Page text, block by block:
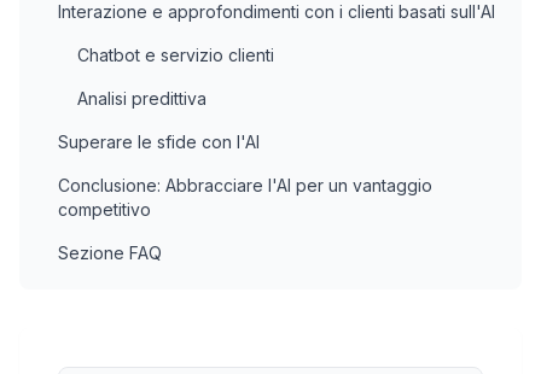
Interazione e approfondimenti con i clienti basati sull'AI
Chatbot e servizio clienti
Analisi predittiva
Superare le sfide con l'AI
Conclusione: Abbracciare l'AI per un vantaggio
competitivo
Sezione FAQ